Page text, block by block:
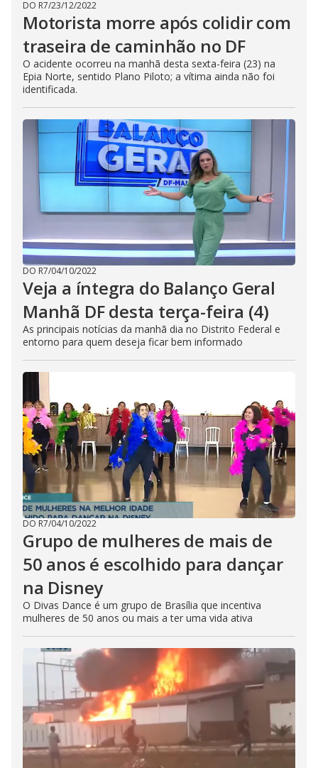
DO R7/23/12/2022
Motorista morre após colidir com
traseira de caminhão no DF
O acidente ocorreu na manhã desta sexta-feira (23) na
Epia Norte, sentido Plano Piloto; a vítima ainda não foi
identificada.
DO R7/04/10/2022
Veja a íntegra do Balanço Geral
Manhã DF desta terça-feira (4)
As principais notícias da manhã dia no Distrito Federal e
entorno para quem deseja ficar bem informado
DO R7/04/10/2022
Grupo de mulheres de mais de
50 anos é escolhido para dançar
na Disney
O Divas Dance é um grupo de Brasília que incentiva
mulheres de 50 anos ou mais a ter uma vida ativa